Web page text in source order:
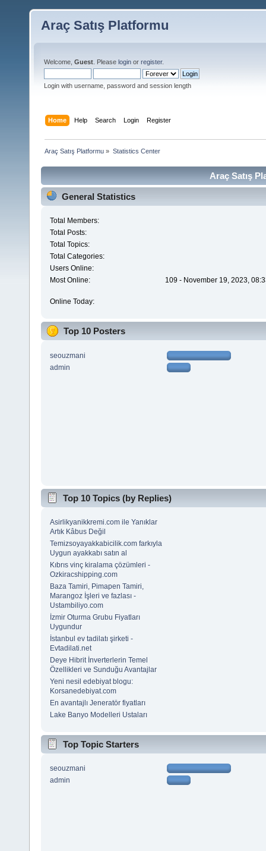
Araç Satış Platformu
Welcome, Guest . Please login or register.
Login with username, password and session length
Home Help Search Login Register
Araç Satış Platformu » Statistics Center
Araç Satış
General Statistics
Total Members:
Total Posts:
Total Topics:
Total Categories:
Users Online:
Most Online:
109 - November 19, 2023,
Online Today:
Top 10 Posters
seouzmani
admin
Top 10 Topics (by Replies)
Asirlikyanikkremi.com ile Yanıklar
Artık Kâbus Değil
Temizsoyayakkabicilik.com farkıyla
Uygun ayakkabı satın al
Kıbrıs vinç kiralama çözümleri -
Ozkiracshipping.com
Baza Tamiri, Pimapen Tamiri,
Marangoz İşleri ve fazlası -
Ustambiliyo.com
İzmir Oturma Grubu Fiyatları
Uygundur
İstanbul ev tadilatı şirketi -
Evtadilati.net
Deye Hibrit İnverterlerin Temel
Özellikleri ve Sunduğu Avantajlar
Yeni nesil edebiyat blogu:
Korsanedebiyat.com
En avantajlı Jeneratör fiyatları
Lake Banyo Modelleri Ustaları
Top Topic Starters
seouzmani
admin